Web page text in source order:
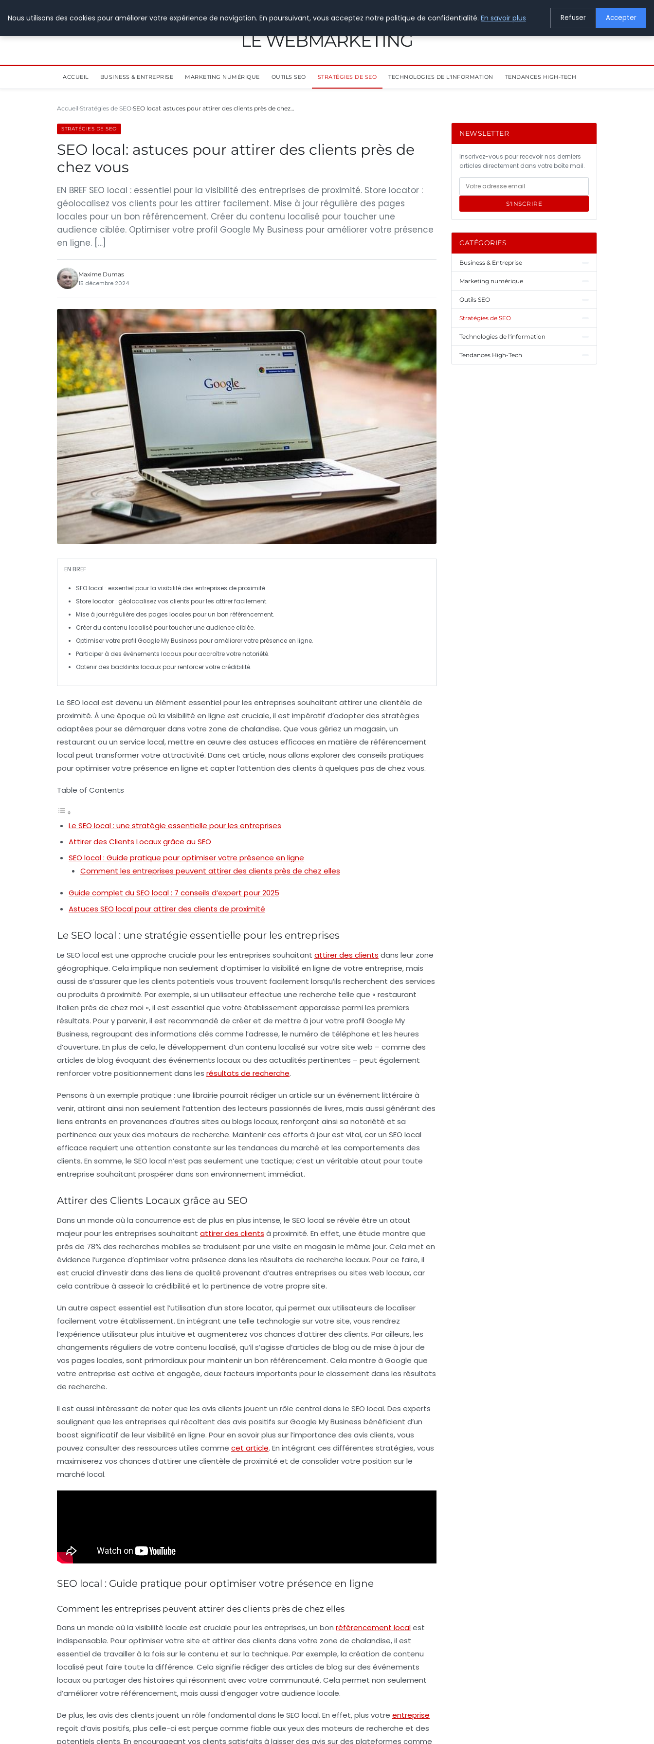
LE WEBMARKETING
ACCUEIL BUSINESS & ENTREPRISE MARKETING NUMÉRIQUE OUTILS SEO STRATÉGIES DE SEO TECHNOLOGIES DE L'INFORMATION TENDANCES HIGH-TECH
Accueil Stratégies de SEO SEO local: astuces pour attirer des clients près de chez…
STRATÉGIES DE SEO
SEO local: astuces pour attirer des clients près de
chez vous
EN BREF SEO local : essentiel pour la visibilité des entreprises de proximité. Store locator :
géolocalisez vos clients pour les attirer facilement. Mise à jour régulière des pages
locales pour un bon référencement. Créer du contenu localisé pour toucher une
audience ciblée. Optimiser votre profil Google My Business pour améliorer votre présence
en ligne. […]
Maxime Dumas
15 décembre 2024
EN BREF
SEO local : essentiel pour la visibilité des entreprises de proximité.
Store locator : géolocalisez vos clients pour les attirer facilement.
Mise à jour régulière des pages locales pour un bon référencement.
Créer du contenu localisépour toucher une audience ciblée.
Optimiser votreprofil Google My Business pour améliorer votre présence en ligne.
Participer à des événements locauxpour accroître votre notoriété.
Obtenir des backlinks locauxpour renforcer votre crédibilité.
Le SEO local est devenu un élément essentiel pour les entreprises souhaitant attirer une clientèle de
proximité. À une époque où la visibilité en ligne est cruciale, il est impératif d’adopter des stratégies
adaptées pour se démarquer dans votre zone de chalandise. Que vous gériez un magasin, un
restaurant ou un service local, mettre en œuvre des astuces efficaces en matière de référencement
local peut transformer votre attractivité. Dans cet article, nous allons explorer des conseils pratiques
pour optimiser votre présence en ligne et capter l’attention des clients à quelques pas de chez vous.
Table of Contents
Le SEO local : une stratégie essentielle pour les entreprises
Attirer des Clients Locaux grâce au SEO
SEO local : Guide pratique pour optimiser votre présence en ligne
Comment les entreprises peuvent attirer des clients près de chez elles
Guide complet du SEO local : 7 conseils d’expert pour 2025
Astuces SEO local pour attirer des clients de proximité
Le SEO local : une stratégie essentielle pour les entreprises
Le SEO local est une approche cruciale pour les entreprises souhaitant attirer des clients dans leur zone
géographique. Cela implique non seulement d’optimiser la visibilité en ligne de votre entreprise, mais
aussi de s’assurer que les clients potentiels vous trouvent facilement lorsqu’ils recherchent des services
ou produits à proximité. Par exemple, si un utilisateur effectue une recherche telle que « restaurant
italien près de chez moi », il est essentiel que votre établissement apparaisse parmi les premiers
résultats. Pour y parvenir, il est recommandé de créer et de mettre à jour votre profil Google My
Business, regroupant des informations clés comme l’adresse, le numéro de téléphone et les heures
d’ouverture. En plus de cela, le développement d’un contenu localisé sur votre site web – comme des
articles de blog évoquant des événements locaux ou des actualités pertinentes – peut également
renforcer votre positionnement dans les résultats de recherche.
Pensons à un exemple pratique : une librairie pourrait rédiger un article sur un événement littéraire à
venir, attirant ainsi non seulement l’attention des lecteurs passionnés de livres, mais aussi générant des
liens entrants en provenances d’autres sites ou blogs locaux, renforçant ainsi sa notoriété et sa
pertinence aux yeux des moteurs de recherche. Maintenir ces efforts à jour est vital, car un SEO local
efficace requiert une attention constante sur les tendances du marché et les comportements des
clients. En somme, le SEO local n’est pas seulement une tactique; c’est un véritable atout pour toute
entreprise souhaitant prospérer dans son environnement immédiat.
Attirer des Clients Locaux grâce au SEO
Dans un monde où la concurrence est de plus en plus intense, le SEO local se révèle être un atout
majeur pour les entreprises souhaitant attirer des clients à proximité. En effet, une étude montre que
près de 78% des recherches mobiles se traduisent par une visite en magasin le même jour. Cela met en
évidence l’urgence d’optimiser votre présence dans les résultats de recherche locaux. Pour ce faire, il
est crucial d’investir dans des liens de qualité provenant d’autres entreprises ou sites web locaux, car
cela contribue à asseoir la crédibilité et la pertinence de votre propre site.
Un autre aspect essentiel est l’utilisation d’un store locator, qui permet aux utilisateurs de localiser
facilement votre établissement. En intégrant une telle technologie sur votre site, vous rendrez
l’expérience utilisateur plus intuitive et augmenterez vos chances d’attirer des clients. Par ailleurs, les
changements réguliers de votre contenu localisé, qu’il s’agisse d’articles de blog ou de mise à jour de
vos pages locales, sont primordiaux pour maintenir un bon référencement. Cela montre à Google que
votre entreprise est active et engagée, deux facteurs importants pour le classement dans les résultats
de recherche.
Il est aussi intéressant de noter que les avis clients jouent un rôle central dans le SEO local. Des experts
soulignent que les entreprises qui récoltent des avis positifs surGoogle My Business bénéficient d’un
boost significatif de leur visibilité en ligne. Pour en savoir plus sur l’importance des avis clients, vous
pouvez consulter des ressources utiles comme cet article. En intégrant ces différentes stratégies, vous
maximiserez vos chances d’attirer une clientèle de proximité et de consolider votre position sur le
marché local.
SEO local : Guide pratique pour optimiser votre présence en ligne
Comment les entreprises peuvent attirer des clients près de chez elles
Dans un monde où la visibilité locale est cruciale pour les entreprises, un bon référencement localest
indispensable. Pour optimiser votre site et attirer des clients dans votre zone de chalandise, il est
essentiel de travailler à la fois sur le contenu et sur la technique. Par exemple, la création de contenu
localisé peut faire toute la différence. Cela signifie rédiger des articles de blog sur des événements
locaux ou partager des histoires qui résonnent avec votre communauté. Cela permet non seulement
d’améliorer votre référencement, mais aussi d’engager votre audience locale.
De plus, les avis des clients jouent un rôle fondamental dans le SEO local. En effet, plus votre entreprise
reçoit d’avis positifs, plus celle-ci est perçue comme fiable aux yeux des moteurs de recherche et des
potentiels clients. En encourageant vos clients satisfaits à laisser des avis sur des plateformes comme
NEWSLETTER
Inscrivez-vous pour recevoir nos derniers
articles directement dans votre boîte mail.
S'INSCRIRE
CATÉGORIES
Business & Entreprise
Marketing numérique
Outils SEO
Stratégies de SEO
Technologies de l'information
Tendances High-Tech
Nous utilisons des cookies pour améliorer votre expérience de navigation. En poursuivant, vous acceptez notre politique de confidentialité. En savoir plus Refuser Accepter